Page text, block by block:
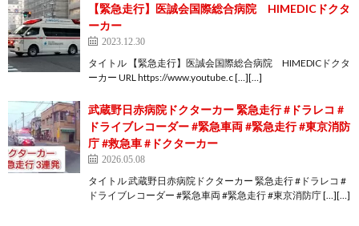
【緊急走行】医誠会国際総合病院 HIMEDICドクタ
ーカー
2023.12.30
タイトル 【緊急走行】医誠会国際総合病院 HIMEDICドクタ
ーカー URL https://www.youtube.c […][…]
武蔵野日赤病院ドクターカー 緊急走行 #ドラレコ #
ドライブレコーダー #緊急車両 #緊急走行 #東京消防
庁 #救急車 #ドクターカー
2026.05.08
タイトル 武蔵野日赤病院ドクターカー 緊急走行 #ドラレコ #
ドライブレコーダー #緊急車両 #緊急走行 #東京消防庁 […][…]